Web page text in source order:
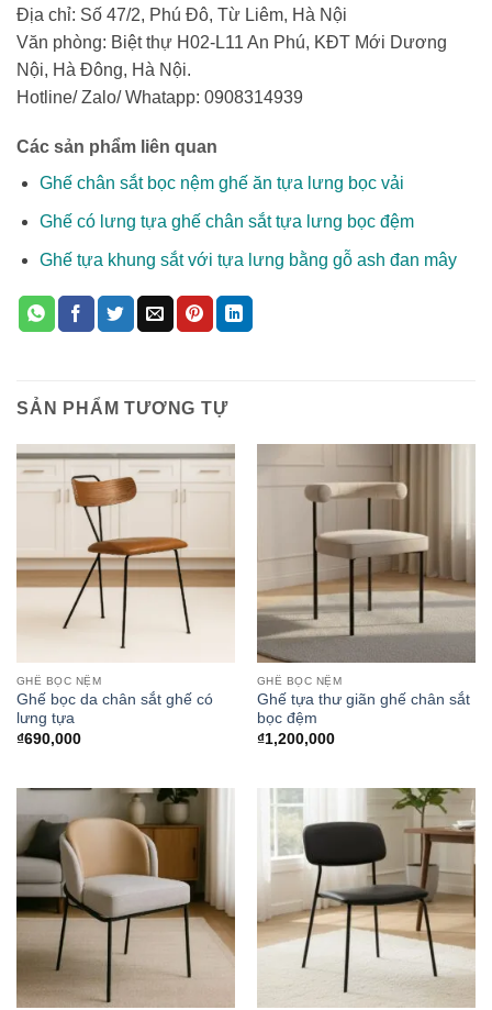
Địa chỉ: Số 47/2, Phú Đô, Từ Liêm, Hà Nội
Văn phòng: Biệt thự H02-L11 An Phú, KĐT Mới Dương
Nội, Hà Đông, Hà Nội.
Hotline/ Zalo/ Whatapp: 0908314939
Các sản phẩm liên quan
Ghế chân sắt bọc nệm ghế ăn tựa lưng bọc vải
Ghế có lưng tựa ghế chân sắt tựa lưng bọc đệm
Ghế tựa khung sắt với tựa lưng bằng gỗ ash đan mây
SẢN PHẨM TƯƠNG TỰ
GHẾ BỌC NỆM
Ghế bọc da chân sắt ghế có
lưng tựa
₫690,000
GHẾ BỌC NỆM
Ghế tựa thư giãn ghế chân sắt
bọc đệm
₫1,200,000